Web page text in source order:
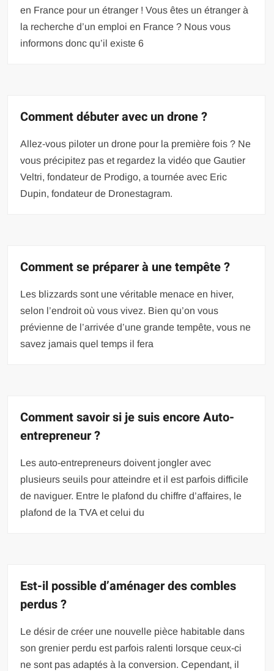
en France pour un étranger ! Vous êtes un étranger à
la recherche d’un emploi en France ? Nous vous
informons donc qu’il existe 6
Comment débuter avec un drone ?
Allez-vous piloter un drone pour la première fois ? Ne
vous précipitez pas et regardez la vidéo que Gautier
Veltri, fondateur de Prodigo, a tournée avec Eric
Dupin, fondateur de Dronestagram.
Comment se préparer à une tempête ?
Les blizzards sont une véritable menace en hiver,
selon l’endroit où vous vivez. Bien qu’on vous
prévienne de l’arrivée d’une grande tempête, vous ne
savez jamais quel temps il fera
Comment savoir si je suis encore Auto-
entrepreneur ?
Les auto-entrepreneurs doivent jongler avec
plusieurs seuils pour atteindre et il est parfois difficile
de naviguer. Entre le plafond du chiffre d’affaires, le
plafond de la TVA et celui du
Est-il possible d’aménager des combles
perdus ?
Le désir de créer une nouvelle pièce habitable dans
son grenier perdu est parfois ralenti lorsque ceux-ci
ne sont pas adaptés à la conversion. Cependant, il